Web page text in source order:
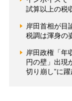
試算以上の税
岸田首相が
税調は渾身の
岸田政権「年
円の壁」出現
切り崩し”に躍